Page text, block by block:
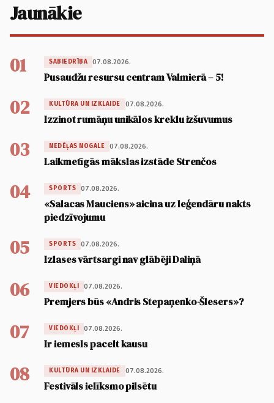
Jaunākie
01 SABIEDRĪBA 07.08.2026.
Pusaudžu resursu centram Valmierā – 5!
02 KULTŪRA UN IZKLAIDE 07.08.2026.
Izzinot rumāņu unikālos kreklu izšuvumus
03 NEDĒĻAS NOGALE 07.08.2026.
Laikmetīgās mākslas izstāde Strenčos
04 SPORTS 07.08.2026.
«Salacas Mauciens» aicina uz leģendāru nakts
piedzīvojumu
05 SPORTS 07.08.2026.
Izlases vārtsargi nav glābēji Daliņā
06 VIEDOKĻI 07.08.2026.
Premjers būs «Andris Stepaņenko-Šlesers»?
07 VIEDOKĻI 07.08.2026.
Ir iemesls pacelt kausu
08 KULTŪRA UN IZKLAIDE 07.08.2026.
Festivāls ielīksmo pilsētu